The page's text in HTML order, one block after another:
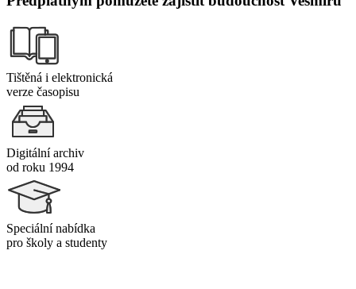
Tištěná i elektronická
verze časopisu
Digitální archiv
od roku 1994
Speciální nabídka
pro školy a studenty